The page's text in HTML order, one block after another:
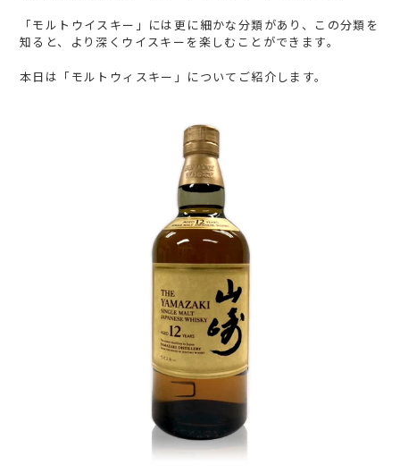
「モルトウイスキー」には更に細かな分類があり 、この分類を
知ると、より深くウイスキーを楽しむことができます。
本日は「モルトウィスキー 」についてご紹介します。